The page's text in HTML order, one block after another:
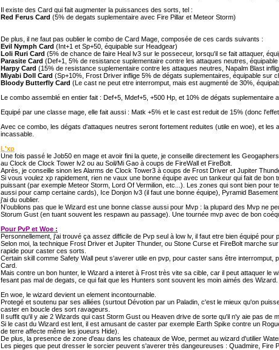
Il existe des Card qui fait augmenter la puissances des sorts, tel :
Red Ferus Card (5% de degats suplementaire avec Fire Pillar et Meteor Storm)
De plus, il ne faut pas oublier le combo de Card Mage, composée de ces cards suivants :
Evil Nymph Card (Int+1 et Sp+50, équipable sur Headgear)
Loli Ruri Card (5% de chance de faire Heal lv3 sur le posseceur, lorsqu'il se fait attaquer,
Parasite Card (Def+1, 5% de resistance suplementaire contre les attaques neutres,
Harpy Card (15% de resistance suplementaire contre les attaques neutres, Napalm Blast
Miyabi Doll Card (Sp+10%, Frost Driver inflige 5% de dégats suplementaires, équipable sur
Bloody Butterfly Card (Le cast ne peut etre interromput, mais est augmenté de 30%,
Le combo assemblé en entier fait : Def+5, Mdef+5, +500 Hp, et 10% de dégats suplementaire
Equipé par une classe mage, elle fait aussi : Matk +5% et le cast est reduit de 15% (donc
Avec ce combo, les dégats d'attaques neutres seront fortement reduites (utile en woe), et
incassable.
L'xp
Une fois passé le Job50 en mage et avoir fini la quete, je conseille directement les
au Clock de Clock Tower lv2 ou au Soil/Mi Gao à coups de FireWall et FireBolt.
Après, je conseille sinon les Alarms de Clock Tower3 à coups de Frost Driver et Jupiter
Si vous voulez xp rapidement, rien ne vaux une bonne équipe avec un tankeur qui fait de bon
puissant (par exemple Meteor Storm, Lord Of Vermilion, etc...). Les zones qui sont bien pour
aussi pour camp certaine cards), Ice Donjon lv3 (il faut une bonne équipe), Pyramid
j'ai du oublier.
N'oublions pas que le Wizard est une bonne classe aussi pour Mvp : la plupard des Mvp ne
Storum Gust (en tuant souvent les respawn au passage). Une tournée mvp avec de bon
Pour PvP et Woe :
Personnellement, j'ai trouvé ça assez difficile de Pvp seul à low lv, il faut etre bien équipé pour
Selon moi, la technique Frost Driver et Jupiter Thunder, ou Stone Curse et FireBolt marche
rapide pour caster ces sorts.
Certain skill comme Safety Wall peut s'averer utile en pvp, pour caster sans être interromput,
Card.
Mais contre un bon hunter, le Wizard a interet à Frost très vite sa cible, car il peut attaquer le
fesant pas mal de degats, ce qui fait que les Hunters sont souvent les moin aimés des Wizard.
En woe, le wizard devient un element incontournable.
Protegé et soutenu par ses alliées (surtout Dévotion par un Paladin, c'est le mieux qu'on
caster en boucle des sort ravageurs.
Il suffit qu'il y aie 2 Wizards qui cast Storm Gust ou Heaven drive de sorte qu'il n'y aie pas de
Si le cast du Wizard est lent, il est amusant de caster par exemple Earth Spike contre un
de terre affecte même les joueurs Hide).
De plus, la presence de zone d'eau dans les chateaux de Woe, permet au wizard d'utilier
Les pieges que peut dresser le sorcier peuvent s'averer très dangeureuses : Quadmire, Fire